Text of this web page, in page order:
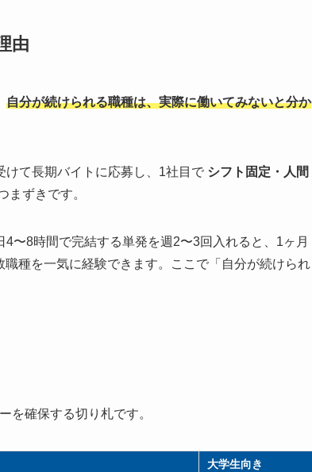
由
自分が続けられる職種は、実際に働いてみないと分か
て長期バイトに応募し、1社目で シフト固定・人間
ずきです。
〜8時間で完結する単発を週2〜3回入れると、1ヶ月
職種を一気に経験できます。ここで「自分が続けられ
を確保する切り札です。
大学生向き